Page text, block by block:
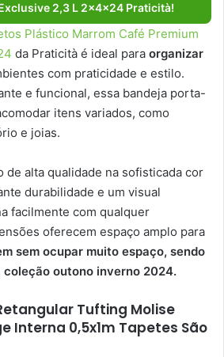
2,3 L 2x4x24 Praticità!
Plástico Marrom Café Premium
da Praticità é ideal para organizar
com praticidade e estilo.
e funcional, essa bandeja porta-
itens variados, como
e joias.
de alta qualidade na sofisticada cor
durabilidade e um visual
facilmente com qualquer
oferecem espaço amplo para
sem ocupar muito espaço, sendo
coleção outono inverno 2024.
Tufting Molise
Interna 0,5x1m Tapetes São